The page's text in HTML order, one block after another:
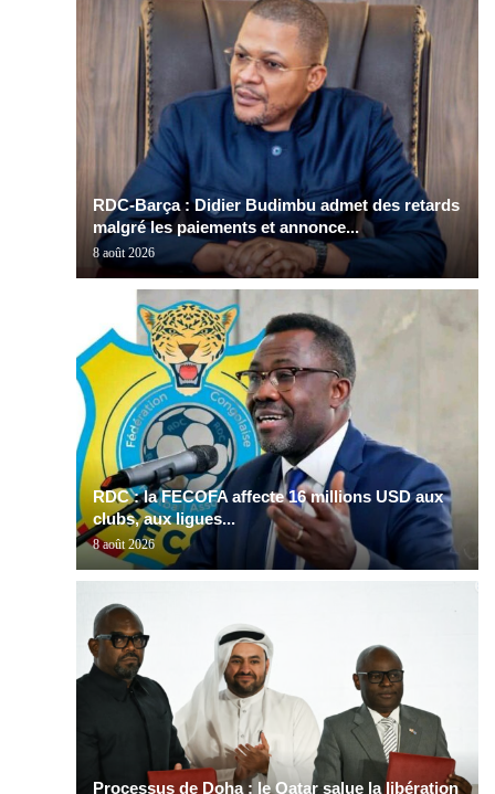
RDC-Barça : Didier Budimbu admet des retards
malgré les paiements et annonce...
8 août 2026
RDC : la FECOFA affecte 16 millions USD aux
clubs, aux ligues...
8 août 2026
Processus de Doha : le Qatar salue la libération